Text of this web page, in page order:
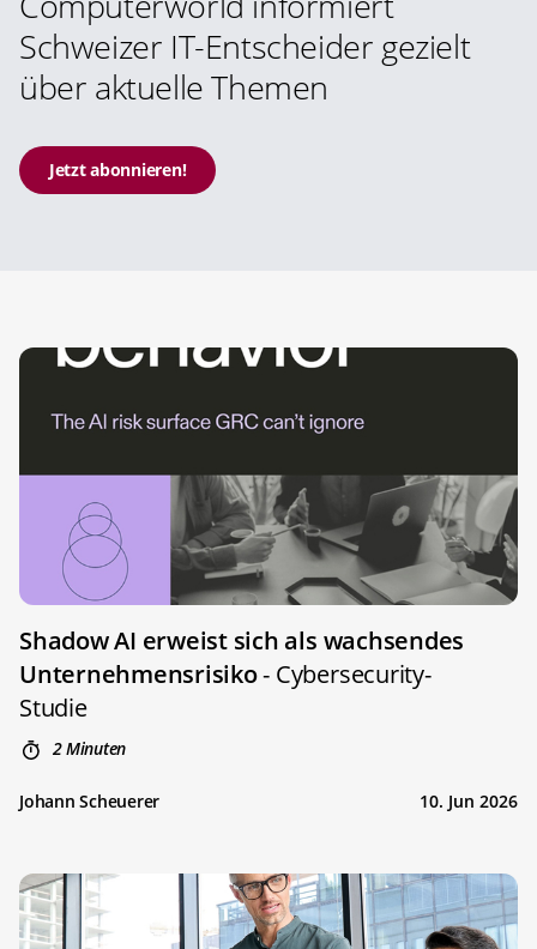
Schweizer IT-Entscheider gezielt
über aktuelle Themen
Jetzt abonnieren!
Shadow AI erweist sich als wachsendes
Unternehmensrisiko- Cybersecurity-
Studie
2 Minuten
Johann Scheuerer 10. Jun 2026